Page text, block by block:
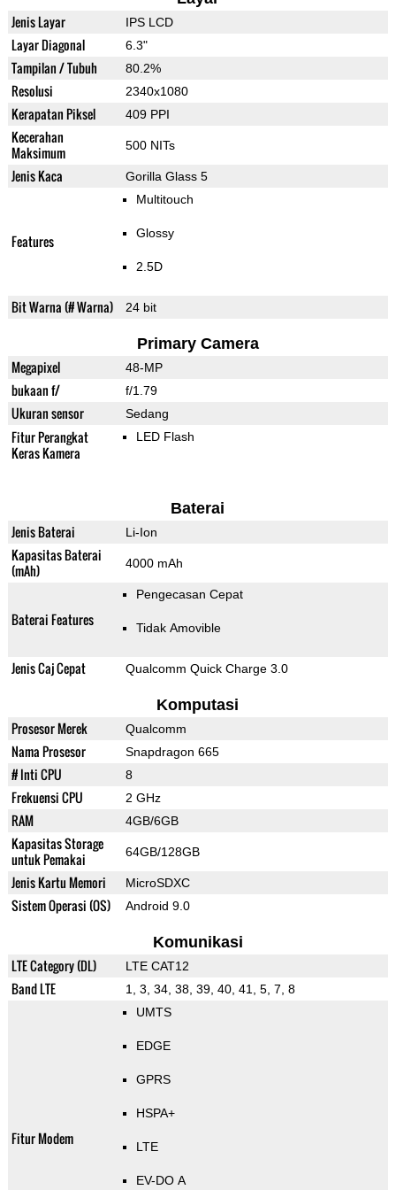
Jenis Layar IPS LCD
Layar Diagonal 6.3"
Tampilan / Tubuh 80.2%
Resolusi 2340x1080
Kerapatan Piksel 409 PPI
Kecerahan
Maksimum
500 NITs
Jenis Kaca Gorilla Glass 5
Features
Multitouch
Glossy
2.5D
Bit Warna (# Warna) 24 bit
Primary Camera
Megapixel 48-MP
bukaan f/ f/1.79
Ukuran sensor Sedang
Fitur Perangkat
Keras Kamera
LED Flash
Baterai
Jenis Baterai Li-Ion
Kapasitas Baterai
(mAh)
4000 mAh
Baterai Features
Pengecasan Cepat
Tidak Amovible
Jenis Caj Cepat Qualcomm Quick Charge 3.0
Komputasi
Prosesor Merek Qualcomm
Nama Prosesor Snapdragon 665
# Inti CPU 8
Frekuensi CPU 2 GHz
RAM 4GB/6GB
Kapasitas Storage
untuk Pemakai
64GB/128GB
Jenis Kartu Memori MicroSDXC
Sistem Operasi (OS) Android 9.0
Komunikasi
LTE Category (DL) LTE CAT12
Band LTE 1, 3, 34, 38, 39, 40, 41, 5, 7, 8
Fitur Modem
UMTS
EDGE
GPRS
HSPA+
LTE
EV-DO A